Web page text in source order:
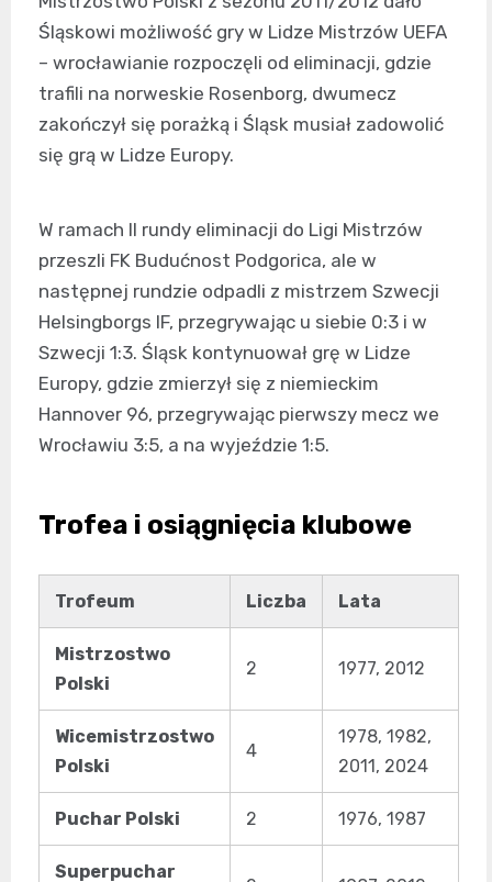
Śląskowi możliwość gry w Lidze Mistrzów UEFA
– wrocławianie rozpoczęli od eliminacji, gdzie
trafili na norweskie Rosenborg, dwumecz
zakończył się porażką i Śląsk musiał zadowolić
się grą w Lidze Europy.
W ramach II rundy eliminacji do Ligi Mistrzów
przeszli FK Budućnost Podgorica, ale w
następnej rundzie odpadli z mistrzem Szwecji
Helsingborgs IF, przegrywając u siebie 0:3 i w
Szwecji 1:3. Śląsk kontynuował grę w Lidze
Europy, gdzie zmierzył się z niemieckim
Hannover 96, przegrywając pierwszy mecz we
Wrocławiu 3:5, a na wyjeździe 1:5.
Trofea i osiągnięcia klubowe
Trofeum Liczba Lata
Mistrzostwo
Polski
2 1977, 2012
Wicemistrzostwo
Polski
4
1978, 1982,
2011, 2024
Puchar Polski 2 1976, 1987
Superpuchar